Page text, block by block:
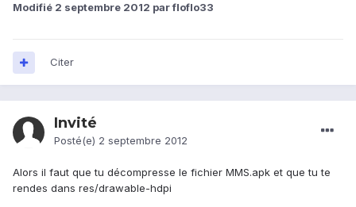
Modifié 2 septembre 2012 par floflo33
Citer
Invité
Posté(e) 2 septembre 2012
Alors il faut que tu décompresse le fichier MMS.apk et que tu te
rendes dans res/drawable-hdpi